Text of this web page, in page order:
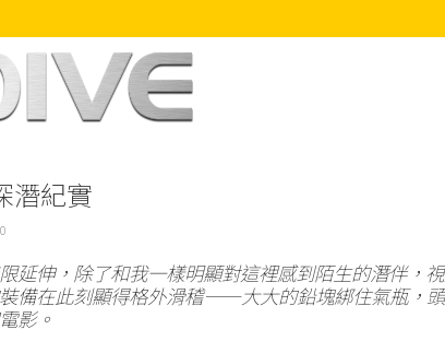
潛紀實
0
延伸，除了和我一樣明顯對這裡感到陌生的潛伴，
備在此刻顯得格外滑稽——大大的鉛塊綁住氣瓶，
影。